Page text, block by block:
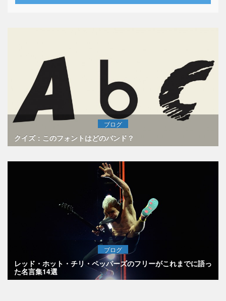
ブログ
クイズ：このフォントはどのバンド？
ブログ
レッド・ホット・チリ・ペッパーズのフリーがこれまでに語っ
た名言集14選